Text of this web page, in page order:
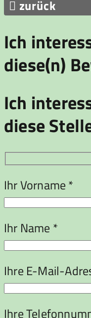
 zurück
Ich
diese(n)
Ich
diese
Ihr Vorname *
Ihr Name *
Ihre E-Mail-
Ihre